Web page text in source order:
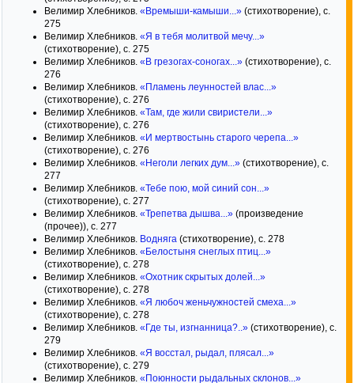
Велимир Хлебников. «Времыши-камыши...» (стихотворение), с.
275
Велимир Хлебников. «Я в тебя молитвой мечу...»
(стихотворение), с. 275
Велимир Хлебников. «В грезогах-соногах...» (стихотворение), с.
276
Велимир Хлебников. «Пламень леунностей влас...»
(стихотворение), с. 276
Велимир Хлебников. «Там, где жили свиристели...»
(стихотворение), с. 276
Велимир Хлебников. «И мертвостынь старого черепа...»
(стихотворение), с. 276
Велимир Хлебников. «Неголи легких дум...» (стихотворение), с.
277
Велимир Хлебников. «Тебе пою, мой синий сон...»
(стихотворение), с. 277
Велимир Хлебников. «Трепетва дышва...» (произведение
(прочее)), с. 277
Велимир Хлебников. Водняга (стихотворение), с. 278
Велимир Хлебников. «Белостыня снеглых птиц...»
(стихотворение), с. 278
Велимир Хлебников. «Охотник скрытых долей...»
(стихотворение), с. 278
Велимир Хлебников. «Я любоч женьчужностей смеха...»
(стихотворение), с. 278
Велимир Хлебников. «Где ты, изгнанница?..» (стихотворение), с.
279
Велимир Хлебников. «Я восстал, рыдал, плясал...»
(стихотворение), с. 279
Велимир Хлебников. «Поюнности рыдальных склонов...»